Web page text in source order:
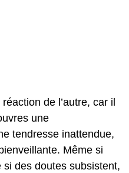
de l’autre, car il
une
tendresse inattendue,
Même si
si des doutes subsistent,